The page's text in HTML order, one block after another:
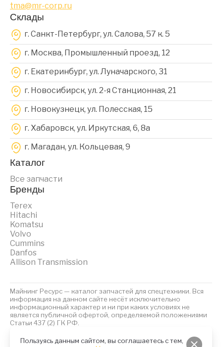
Пользуясь данным сайтом, вы соглашаетесь с тем,
tma@mr-corp.ru
Склады
г. Санкт-Петербург, ул. Салова, 57 к. 5
г. Москва, Промышленный проезд, 12
г. Екатеринбург, ул. Луначарского, 31
г. Новосибирск, ул. 2-я Станционная, 21
г. Новокузнецк, ул. Полесская, 15
г. Хабаровск, ул. Иркутская, 6, 8a
г. Магадан, ул. Кольцевая, 9
Каталог
Все запчасти
Бренды
Terex
Hitachi
Komatsu
Volvo
Cummins
Danfos
Allison Transmission
Майнинг Ресурс — каталог запчастей для спецтехники. Вся
информация на данном сайте несёт исключительно
информационный характер и ни при каких условиях не
является публичной офертой, определяемой положениями
Статьи 437 (2) ГК РФ.
Политика обработки персональных данныхФайлы Cookies